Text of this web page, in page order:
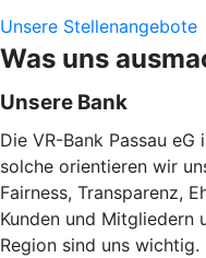
Unsere Stellenangebote
Was uns
Unsere Bank
Die VR-Bank Passau
solche orientieren wir
Fairness, Transparenz,
Kunden und
Region sind uns